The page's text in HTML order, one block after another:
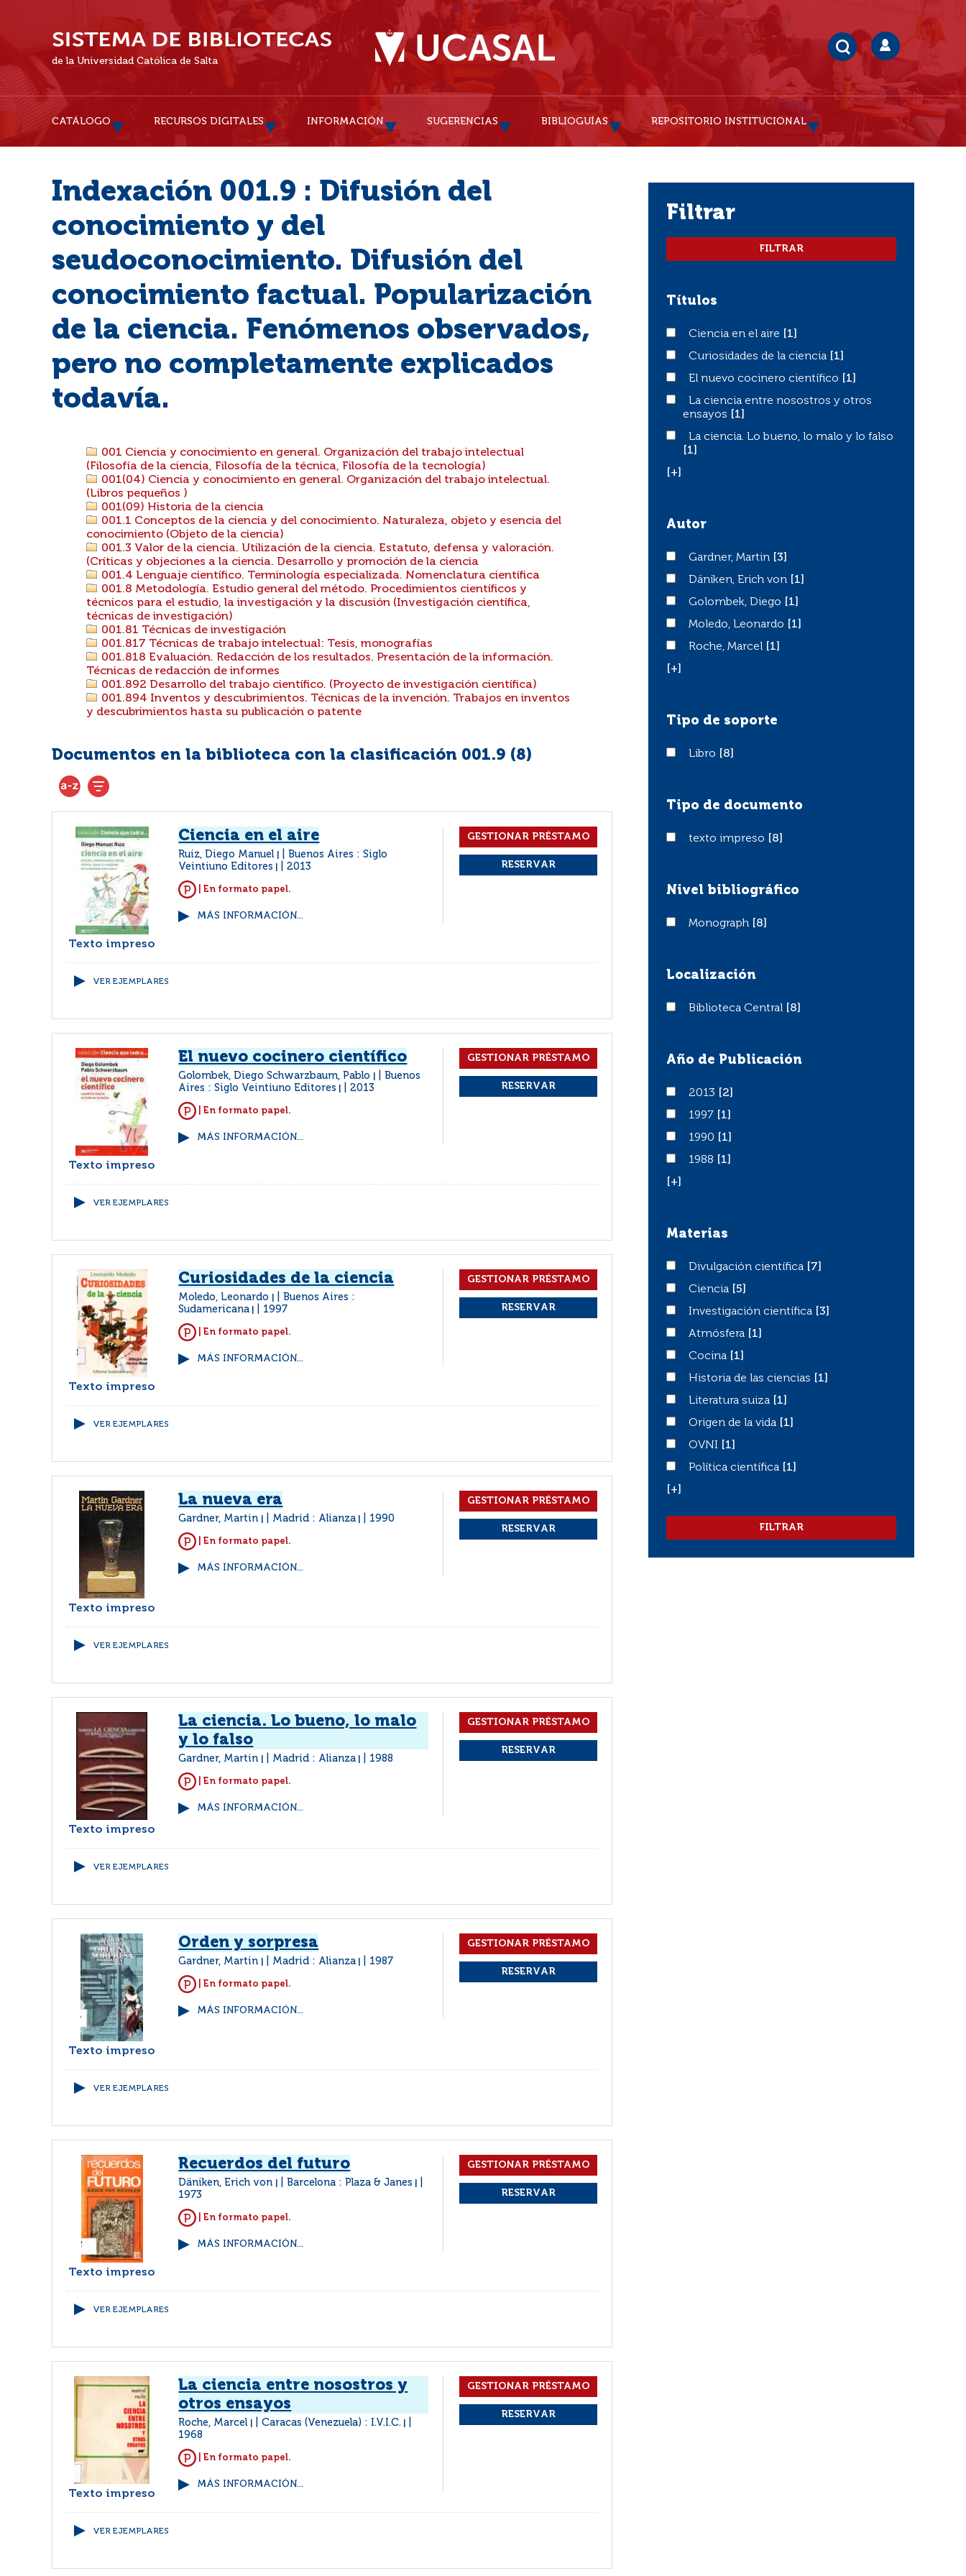
de la Universidad Católica de Salta
CATÁLOGO RECURSOS DIGITALES INFORMACIÓN SUGERENCIAS BIBLIOGUÍAS REPOSITORIO INSTITUCIONAL
Indexación 001.9 : Difusión del
conocimiento y del
seudoconocimiento. Difusión del
conocimiento factual. Popularización
de la ciencia. Fenómenos observados,
pero no completamente explicados
todavía.
001 Ciencia y conocimiento en general. Organización del trabajo intelectual
(Filosofía de la ciencia, Filosofía de la técnica, Filosofía de la tecnología)
001(04) Ciencia y conocimiento en general. Organización del trabajo intelectual.
(Libros pequeños )
001(09) Historia de la ciencia
001.1 Conceptos de la ciencia y del conocimiento. Naturaleza, objeto y esencia del
conocimiento (Objeto de la ciencia)
001.3 Valor de la ciencia. Utilización de la ciencia. Estatuto, defensa y valoración.
(Críticas y objeciones a la ciencia. Desarrollo y promoción de la ciencia
001.4 Lenguaje científico. Terminología especializada. Nomenclatura científica
001.8 Metodología. Estudio general del método. Procedimientos científicos y
técnicos para el estudio, la investigación y la discusión (Investigación científica,
técnicas de investigación)
001.81 Técnicas de investigación
001.817 Técnicas de trabajo intelectual: Tesis, monografías
001.818 Evaluación. Redacción de los resultados. Presentación de la información.
Técnicas de redacción de informes
001.892 Desarrollo del trabajo científico. (Proyecto de investigación científica)
001.894 Inventos y descubrimientos. Técnicas de la invención. Trabajos en inventos
y descubrimientos hasta su publicación o patente
Documentos en la biblioteca con la clasificación 001.9 (8)
Texto impreso
Ciencia en el aire
Ruiz, Diego Manuel
Buenos Aires : Siglo
Veintiuno Editores
2013
| En formato papel.
MÁS INFORMACIÓN...
VER EJEMPLARES
Texto impreso
El nuevo cocinero científico
Golombek, Diego Schwarzbaum, Pablo
Buenos
Aires : Siglo Veintiuno Editores
2013
| En formato papel.
MÁS INFORMACIÓN...
VER EJEMPLARES
Texto impreso
Curiosidades de la ciencia
Moledo, Leonardo
Buenos Aires :
Sudamericana
1997
| En formato papel.
MÁS INFORMACIÓN...
VER EJEMPLARES
Texto impreso
La nueva era
Gardner, Martin Madrid : Alianza 1990
| En formato papel.
MÁS INFORMACIÓN...
VER EJEMPLARES
Texto impreso
La ciencia. Lo bueno, lo malo
y lo falso
Gardner, Martin Madrid : Alianza 1988
| En formato papel.
MÁS INFORMACIÓN...
VER EJEMPLARES
Texto impreso
Orden y sorpresa
Gardner, Martin Madrid : Alianza 1987
| En formato papel.
MÁS INFORMACIÓN...
VER EJEMPLARES
Texto impreso
Recuerdos del futuro
Däniken, Erich von Barcelona : Plaza & Janes
1973
| En formato papel.
MÁS INFORMACIÓN...
VER EJEMPLARES
Texto impreso
La ciencia entre nosostros y
otros ensayos
Roche, Marcel Caracas (Venezuela) : I.V.I.C.
1968
| En formato papel.
MÁS INFORMACIÓN...
VER EJEMPLARES
filtrar
Títulos
Ciencia en el aire
Ciencia en el aire
[1]
Curiosidades de la ciencia
Curiosidades de la ciencia
[1]
El nuevo cocinero científico
El nuevo cocinero científico
[1]
La ciencia entre nosostros y otros ensayos
La ciencia entre nosostros y otros
ensayos
[1]
La ciencia. Lo bueno, lo malo y lo falso
La ciencia. Lo bueno, lo malo y lo falso
[1]
[+]
Autor
Gardner, Martin
Gardner, Martin
[3]
Däniken, Erich von
Däniken, Erich von
[1]
Golombek, Diego
Golombek, Diego
[1]
Moledo, Leonardo
Moledo, Leonardo
[1]
Roche, Marcel
Roche, Marcel
[1]
[+]
Tipo de soporte
LibroLibro [8]
Tipo de documento
texto impreso
texto impreso [8]
Nivel bibliográfico
Monograph
Monograph [8]
Localización
Biblioteca Central
Biblioteca Central [8]
Año de Publicación
20132013
[2]
19971997
[1]
19901990
[1]
19881988
[1]
[+]
Materias
Divulgación científica
Divulgación científica
[7]
CienciaCiencia
[5]
Investigación científica
Investigación científica
[3]
Atmósfera
Atmósfera
[1]
CocinaCocina
[1]
Historia de las ciencias
Historia de las ciencias
[1]
Literatura suiza
Literatura suiza
[1]
Origen de la vida
Origen de la vida
[1]
OVNIOVNI
[1]
Política científica
Política científica
[1]
[+]